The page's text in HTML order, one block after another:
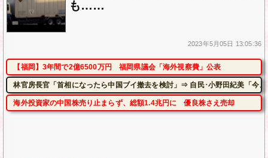
も……
2023年5月05日 13:05:36
【福岡】3年間で2億6500万円 福岡県議会「海外視察費」公表
林官房長官「首相になったら中国ブイ撤去を検討」⇒ 自民･小野田紀美「今
海外投資家の中国株売り止まらず、総額1.4兆円に 優良株さえ売却